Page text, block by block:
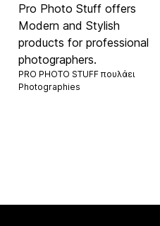
Pro Photo Stuff offers
Modern and Stylish
products for professional
photographers.
PRO PHOTO STUFF πουλάει
Photographies